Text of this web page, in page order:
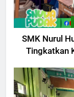
SMK Nurul
Tingkatkan